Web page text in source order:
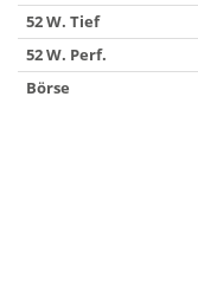
52 W. Tief
52 W. Perf.
Börse